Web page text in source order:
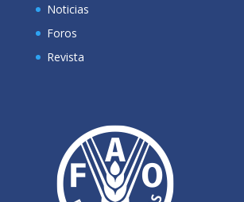
Noticias
Foros
Revista